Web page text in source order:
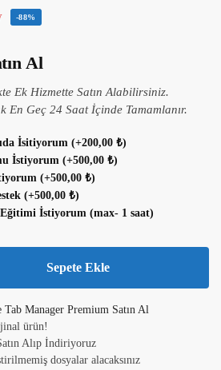
-88%
Al
Ek Hizmette Satın Alabilirsiniz.
En Geç 24 Saat İçinde Tamamlanır.
İsitiyorum (+200,00 ₺)
İstiyorum (+500,00 ₺)
(+500,00 ₺)
(+500,00 ₺)
İstiyorum (max- 1 saat)
Sepete Ekle
Manager Premium Satın Al
ürün!
Alıp İndiriyoruz
dosyalar alacaksınız